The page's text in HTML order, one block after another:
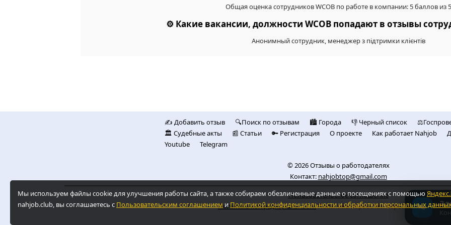
Общая оценка сотрудников WCOB по работе в компании: 5 баллов из 5
⚙️ Какие вакансии, должности WCOB попадают в отзывы
Анонимный сотрудник, менеджер з підтримки клієнтів
✍️ Добавить отзыв 🔍Поиск по отзывам 🏙️ Городa 👎 Черный список
🏛️ Судебные акты
📰 Статьи 🔑 Регистрация О проекте Как работает Nahjob
Youtube
Telegram
© 2026Отзывы о работодателях
Контакт: nahjobtop@gmail.com
Пользовательское соглашение
Политика конфедициальностиПолитика обработки персональных
Мы используем файлы cookie для улучшения работы сайта, а также собираем обезличенные данные о посещениях с помощью
nahjob.club, вы соглашаетесь с Пользовательским соглашениемиПолитикой конфиденциальности и обработки персональных
📢